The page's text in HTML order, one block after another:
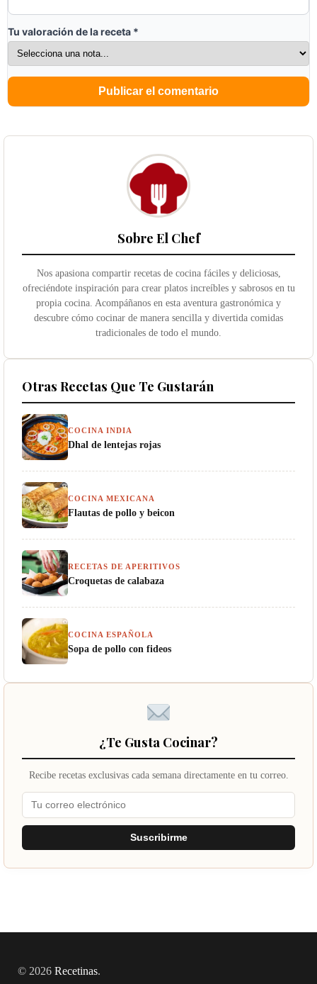
Tu valoración de la receta *
Sobre El Chef
Nos apasiona compartir recetas de cocina fáciles y deliciosas,
ofreciéndote inspiración para crear platos increíbles y sabrosos en tu
propia cocina. Acompáñanos en esta aventura gastronómica y
descubre cómo cocinar de manera sencilla y divertida comidas
tradicionales de todo el mundo.
Otras Recetas Que Te Gustarán
COCINA INDIA
Dhal de lentejas rojas
COCINA MEXICANA
Flautas de pollo y beicon
RECETAS DE APERITIVOS
Croquetas de calabaza
COCINA ESPAÑOLA
Sopa de pollo con fideos
¿Te Gusta Cocinar?
Recibe recetas exclusivas cada semana directamente en tu correo.
Suscribirme
© 2026 Recetinas.